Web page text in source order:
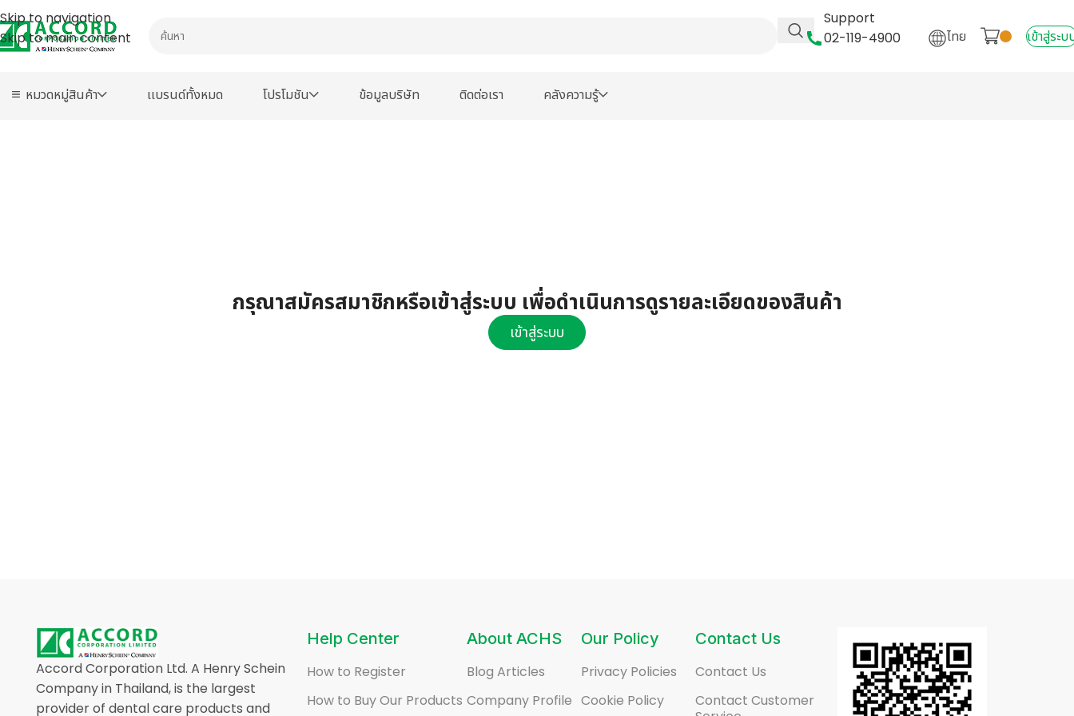
Skip to navigation
Skip to main content
Support
02-119-4900
ไทย เข้าสู่ระบ
หมวดหมู่สินค้า เเบรนด์ทั้งหมด โปรโมชัน ข้อมูลบริษัท ติดต่อเรา คลังความรู้
กรุณาสมัครสมาชิกหรือเข้าสู่ระบบ เพื่อดำเนินการดูรายละเอียดของสินค้า
เข้าสู่ระบบ
Accord Corporation Ltd. A Henry Schein
Company in Thailand, is the largest
provider of dental care products and
Help Center
How to Register
How to Buy Our Products
About ACHS
Blog Articles
Company Profile
Our Policy
Privacy Policies
Cookie Policy
Contact Us
Contact Us
Contact Customer